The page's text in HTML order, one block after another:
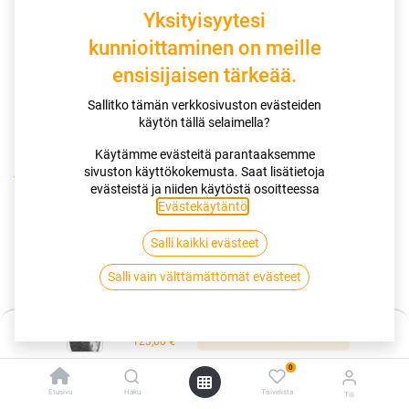
123,00€
Etusivu Haku
0
Toivelista Tili
Kauppa
175/70R14 88T GOODYEAR ULTRAGRIP ICE ARCTIC XL D
175/70R14 88T GOODYEAR
ULTRAGRIP ICE ARCTIC XL D
123,00€/ kpl
Saatavilla
Yksityisyytesi
kunnioittaminen on meille
ensisijaisen tärkeää.
Sallitko tämän verkkosivuston evästeiden
käytön tällä selaimella?
Käytämme evästeitä parantaaksemme
sivuston käyttökokemusta. Saat lisätietoja
evästeistä ja niiden käytöstä osoitteessa
Evästekäytäntö
Salli kaikki evästeet
Salli vain välttämättömät evästeet